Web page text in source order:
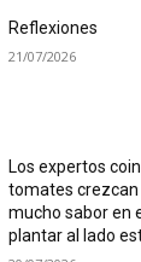
Reflexiones
21/07/2026
Los expertos
tomates
mucho sabor en
plantar al lado